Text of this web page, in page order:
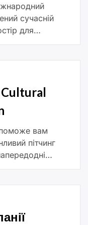
сучасній
для
від
Cultural
вам
пітчинг
майбутніх